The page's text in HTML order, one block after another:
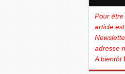
Pour
article
adresse
A bientôt!